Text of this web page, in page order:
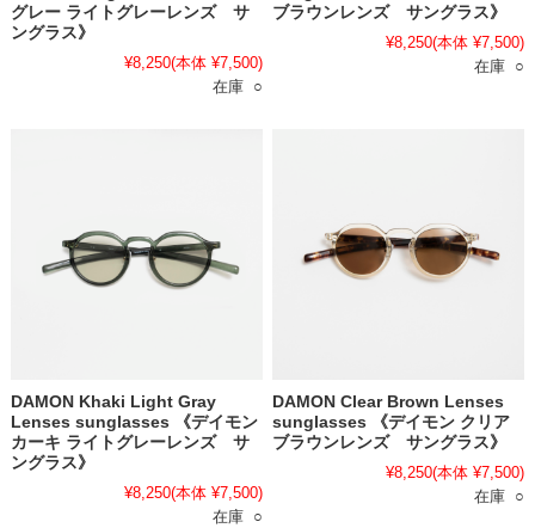
グレー ライトグレーレンズ サ
ングラス》
¥8,250(本体 ¥7,500)
在庫 ○
ブラウンレンズ サングラス》
¥8,250(本体 ¥7,500)
在庫 ○
DAMON Khaki Light Gray
Lenses sunglasses 《デイモン
カーキ ライトグレーレンズ サ
ングラス》
¥8,250(本体 ¥7,500)
在庫 ○
DAMON Clear Brown Lenses
sunglasses 《デイモン クリア
ブラウンレンズ サングラス》
¥8,250(本体 ¥7,500)
在庫 ○